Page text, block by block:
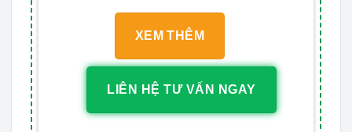
XEM THÊM
LIÊN HỆ TƯ VẤN NGAY